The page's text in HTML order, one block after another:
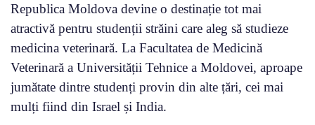
Republica Moldova devine o destinație tot mai
atractivă pentru studenții străini care aleg să studieze
medicina veterinară. La Facultatea de Medicină
Veterinară a Universității Tehnice a Moldovei, aproape
jumătate dintre studenți provin din alte țări, cei mai
mulți fiind din Israel și India.